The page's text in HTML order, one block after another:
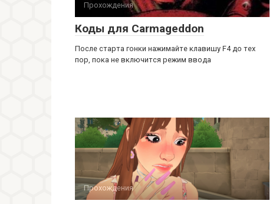
Прохождения
Коды для Carmageddon
После старта гонки нажимайте клавишу F4 до тех
пор, пока не включится режим ввода
Прохождения